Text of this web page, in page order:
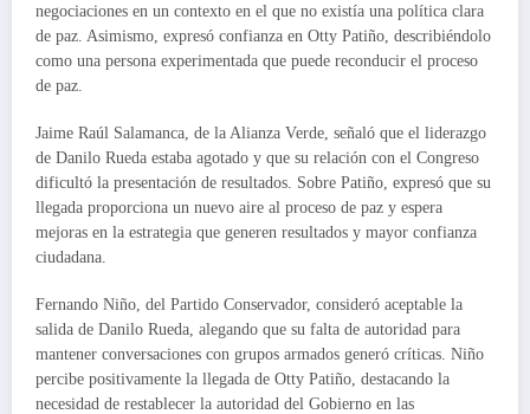
negociaciones en un contexto en el que no existía una política clara
de paz. Asimismo, expresó confianza en Otty Patiño, describiéndolo
como una persona experimentada que puede reconducir el proceso
de paz.
Jaime Raúl Salamanca, de la Alianza Verde, señaló que el liderazgo
de Danilo Rueda estaba agotado y que su relación con el Congreso
dificultó la presentación de resultados. Sobre Patiño, expresó que su
llegada proporciona un nuevo aire al proceso de paz y espera
mejoras en la estrategia que generen resultados y mayor confianza
ciudadana.
Fernando Niño, del Partido Conservador, consideró aceptable la
salida de Danilo Rueda, alegando que su falta de autoridad para
mantener conversaciones con grupos armados generó críticas. Niño
percibe positivamente la llegada de Otty Patiño, destacando la
necesidad de restablecer la autoridad del Gobierno en las